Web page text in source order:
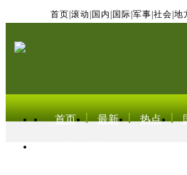
首页 滚动 国内 国际 军事 社会 地
首页 最新 热点